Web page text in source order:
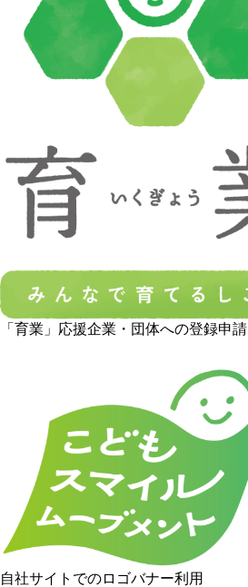
「育業」応援企業・団体への登録申請
自社サイトでのロゴバナー利用